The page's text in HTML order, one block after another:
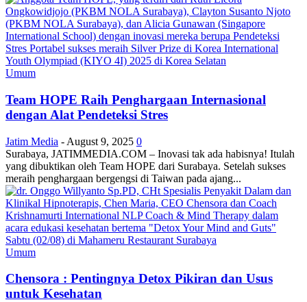
Umum
Team HOPE Raih Penghargaan Internasional
dengan Alat Pendeteksi Stres
Jatim Media - August 9, 2025 0
Surabaya, JATIMMEDIA.COM – Inovasi tak ada habisnya! Itulah
yang dibuktikan oleh Team HOPE dari Surabaya. Setelah sukses
meraih penghargaan bergengsi di Taiwan pada ajang...
Umum
Chensora : Pentingnya Detox Pikiran dan Usus
untuk Kesehatan